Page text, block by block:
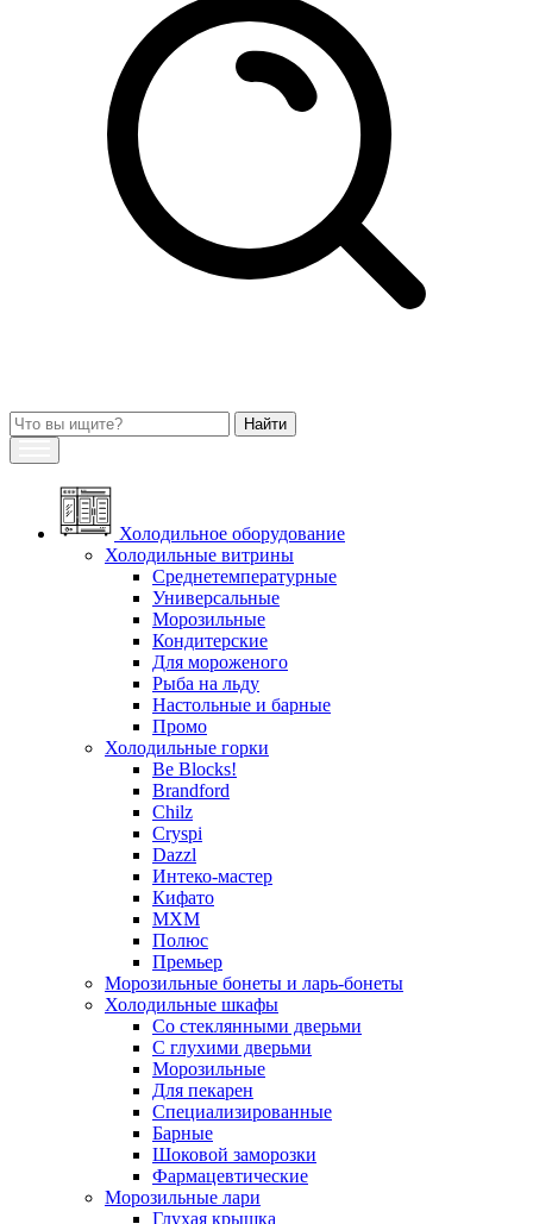
Холодильное оборудование
Холодильные витрины
Среднетемпературные
Универсальные
Морозильные
Кондитерские
Для мороженого
Рыба на льду
Настольные и барные
Промо
Холодильные горки
Be Blocks!
Brandford
Chilz
Cryspi
Dazzl
Интеко-мастер
Кифато
МХМ
Полюс
Премьер
Морозильные бонеты и ларь-бонеты
Холодильные шкафы
Со стеклянными дверьми
С глухими дверьми
Морозильные
Для пекарен
Специализированные
Барные
Шоковой заморозки
Фармацевтические
Морозильные лари
Глухая крышка